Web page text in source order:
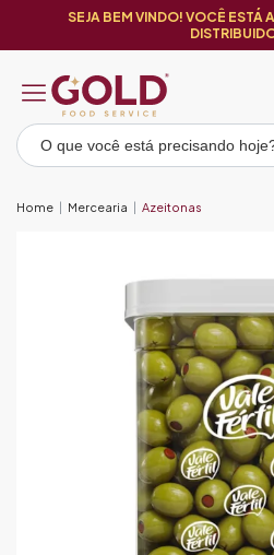
SEJA BEM VINDO! VOCÊ ESTÁ
Home Mercearia Azeitonas